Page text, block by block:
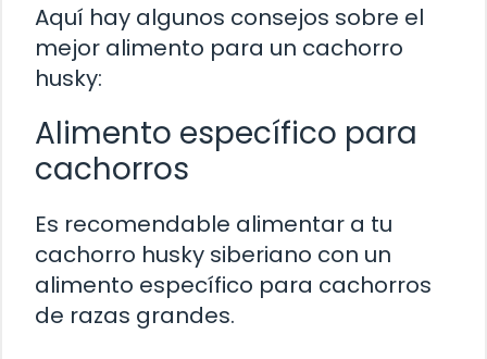
Aquí hay algunos consejos sobre el
mejor alimento para un cachorro
husky:
Alimento específico para
cachorros
Es recomendable alimentar a tu
cachorro husky siberiano con un
alimento específico para cachorros
de razas grandes.